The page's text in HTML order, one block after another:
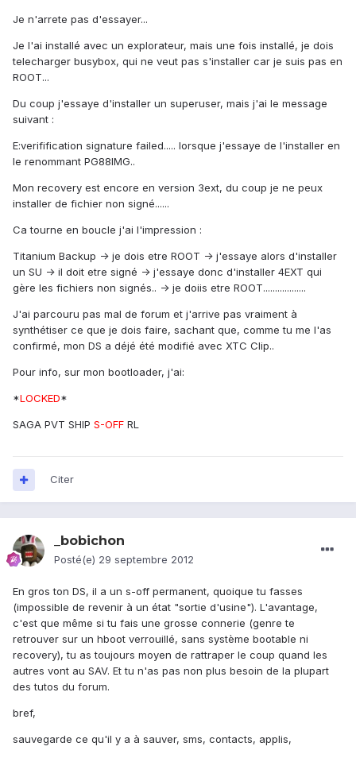
Je n'arrete pas d'essayer...
Je l'ai installé avec un explorateur, mais une fois installé, je dois
telecharger busybox, qui ne veut pas s'installer car je suis pas en
ROOT...
Du coup j'essaye d'installer un superuser, mais j'ai le message
suivant :
E:verifification signature failed..... lorsque j'essaye de l'installer en
le renommant PG88IMG..
Mon recovery est encore en version 3ext, du coup je ne peux
installer de fichier non signé......
Ca tourne en boucle j'ai l'impression :
Titanium Backup -> je dois etre ROOT -> j'essaye alors d'installer
un SU -> il doit etre signé -> j'essaye donc d'installer 4EXT qui
gère les fichiers non signés.. -> je doiis etre ROOT..................
J'ai parcouru pas mal de forum et j'arrive pas vraiment à
synthétiser ce que je dois faire, sachant que, comme tu me l'as
confirmé, mon DS a déjé été modifié avec XTC Clip..
Pour info, sur mon bootloader, j'ai:
*LOCKED*
SAGA PVT SHIP S-OFF RL
Citer
_bobichon
Posté(e) 29 septembre 2012
En gros ton DS, il a un s-off permanent, quoique tu fasses
(impossible de revenir à un état "sortie d'usine"). L'avantage,
c'est que même si tu fais une grosse connerie (genre te
retrouver sur un hboot verrouillé, sans système bootable ni
recovery), tu as toujours moyen de rattraper le coup quand les
autres vont au SAV. Et tu n'as pas non plus besoin de la plupart
des tutos du forum.
bref,
sauvegarde ce qu'il y a à sauver, sms, contacts, applis,